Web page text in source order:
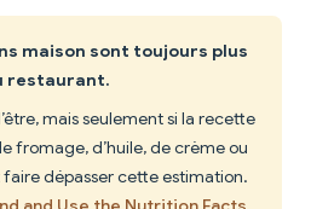
maison sont toujours plus
restaurant.
mais seulement si la recette
fromage, d’huile, de crème ou
dépasser cette estimation.